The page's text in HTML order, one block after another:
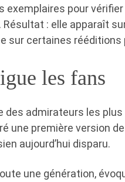
pour
: elle apparaît
sur certaines rééditions
les fans
des admirateurs les plus
une première version
aujourd’hui disparu.
une génération,